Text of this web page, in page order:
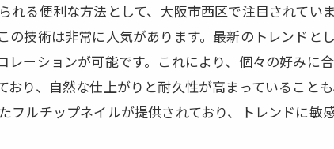
長さだしで注目のデザインを提案するサロン
サロンでの長さだしの流れとポイント
大阪市西区の隠れ家ネイルサロン紹介
長さだしの技術が優れたサロンの見つけ方
れる便利な方法として、大阪市西区で注目されてい
の技術は非常に人気があります。最新のトレンドと
レーションが可能です。これにより、個々の好みに
り、自然な仕上がりと耐久性が高まっていること
ルチップネイルが提供されており、トレンドに敏